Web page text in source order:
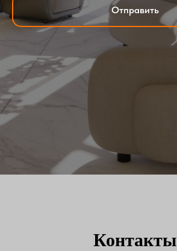
Отправить
Контакты